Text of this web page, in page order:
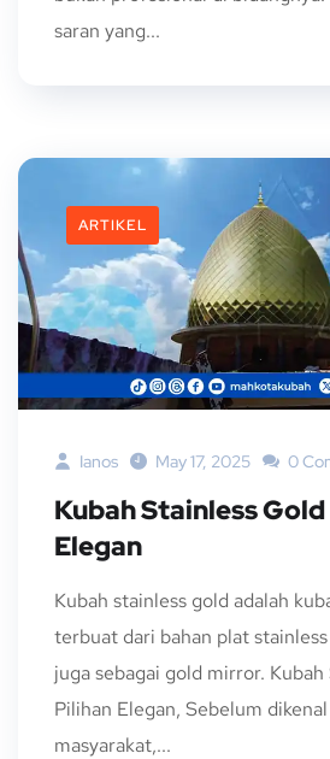
saran yang...
ARTIKEL
Ianos May 17, 2025 0
Kubah Stainless
Elegan
Kubah stainless gold adalah
terbuat dari bahan plat
juga sebagai gold mirror.
Pilihan Elegan, Sebelum
masyarakat,...